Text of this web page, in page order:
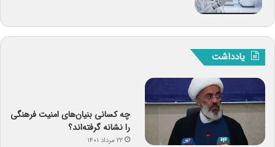
یادداشت
چه کسانی بنیان‌های امنیت فرهنگی
را نشانه گرفته‌اند؟
۲۲ مرداد ۱۴۰۱